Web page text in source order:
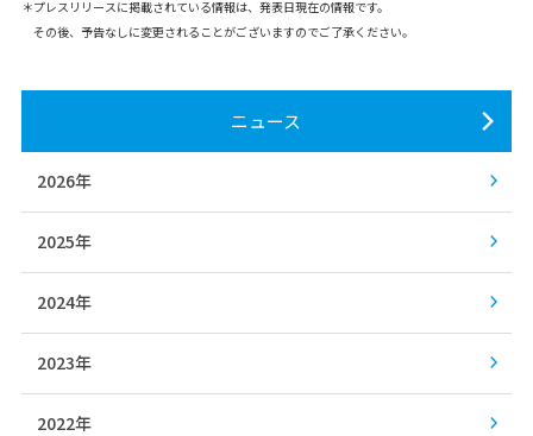
＊プレスリリースに掲載されている情報は、発表日現在の情報です。
その後、予告なしに変更されることがございますのでご了承ください。
ニュース
2026年
2025年
2024年
2023年
2022年